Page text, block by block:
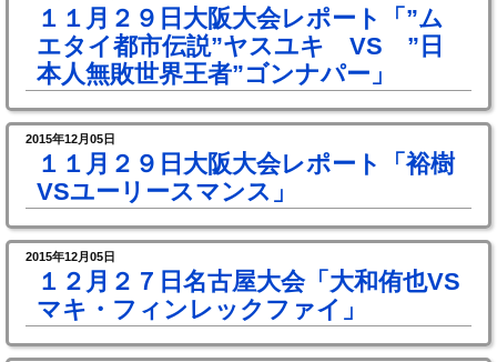
１１月２９日大阪大会レポート「”ム
エタイ都市伝説”ヤスユキ VS ”日
本人無敗世界王者”ゴンナパー」
2015年12月05日
１１月２９日大阪大会レポート「裕樹
VSユーリースマンス」
2015年12月05日
１２月２７日名古屋大会「大和侑也VS
マキ・フィンレックファイ」